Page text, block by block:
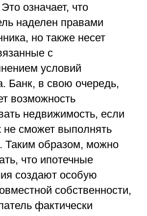
означает, что
наделен правами
но также несет
с
условий
Банк, в свою очередь,
возможность
недвижимость, если
сможет выполнять
Таким образом, можно
что ипотечные
создают особую
собственности,
фактически